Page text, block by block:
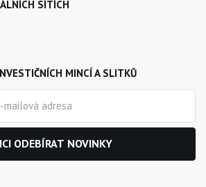
SÍTÍCH
MINCÍ A SLITKŮ
ODEBÍRAT NOVINKY